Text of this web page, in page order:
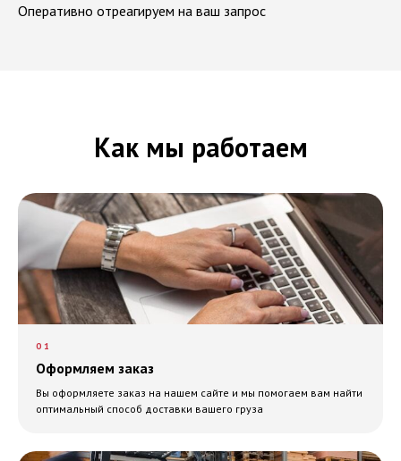
Оперативно отреагируем на ваш запрос
Как мы работаем
01
Оформляем заказ
Вы оформляете заказ на нашем сайте и мы помогаем вам найти
оптимальный способ доставки вашего груза